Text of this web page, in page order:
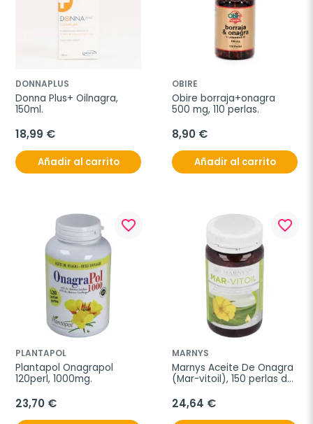
DONNAPLUS
Donna Plus+ Oilnagra,
150ml.
18,99 €
Añadir al carrito
OBIRE
Obire borraja+onagra
500 mg, 110 perlas.
8,90 €
Añadir al carrito
favorite_border
PLANTAPOL
Plantapol Onagrapol
120perl, 1000mg.
23,70 €
favorite_border
MARNYS
Marnys Aceite De Onagra
(Mar-vitoil), 150 perlas de
24,64 €